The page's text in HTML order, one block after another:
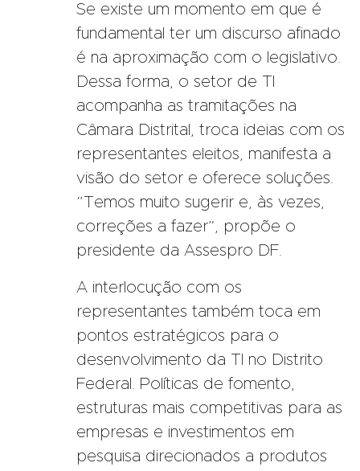
Se existe um momento em que é
fundamental ter um discurso afinado
é na aproximação com o legislativo.
Dessa forma, o setor de TI
acompanha as tramitações na
Câmara Distrital, troca ideias com os
representantes eleitos, manifesta a
visão do setor e oferece soluções.
“Temos muito sugerir e, às vezes,
correções a fazer”, propõe o
presidente da Assespro DF.
A interlocução com os
representantes também toca em
pontos estratégicos para o
desenvolvimento da TI no Distrito
Federal. Políticas de fomento,
estruturas mais competitivas para as
empresas e investimentos em
pesquisa direcionados a produtos